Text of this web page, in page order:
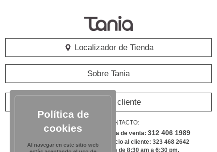
Localizador de Tienda
Sobre Tania
Servicio al cliente
LÍNEA DE CONTACTO:
01 8000 120 181 | Whatsapp línea de venta: 312 406 1989
| Celular directo a línea de servicio al cliente: 323 468 2642
| Atención de lunes a viernes de 8:30 am a 6:30 pm.
Política de
cookies
Al navegar en este sitio web